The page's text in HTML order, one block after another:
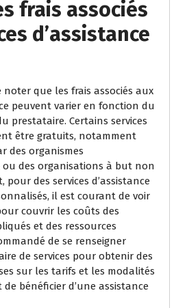
frais associés
d’assistance
que les frais associés aux
peuvent varier en fonction du
prestataire. Certains services
être gratuits, notamment
des organismes
des organisations à but non
pour des services d’assistance
il est courant de voir
couvrir les coûts des
et des ressources
de se renseigner
de services pour obtenir des
sur les tarifs et les modalités
bénéficier d’une assistance